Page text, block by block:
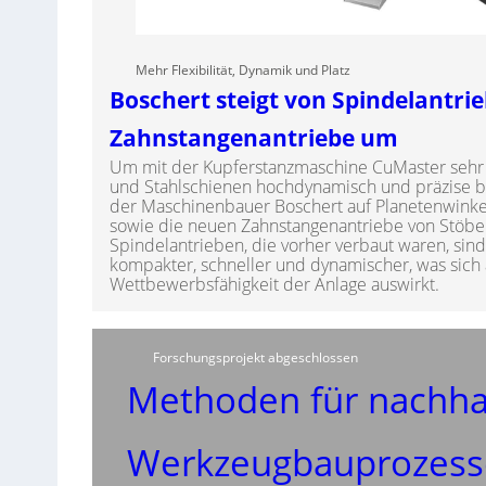
Mehr Flexibilität, Dynamik und Platz
Boschert steigt von
Zahnstangenantriebe um
Um mit der Kupferstanzmaschine CuMaster
und Stahlschienen hochdynamisch und präzise
der Maschinenbauer Boschert auf
sowie die neuen Zahnstangenantriebe von
Spindelantrieben, die vorher verbaut waren,
kompakter, schneller und dynamischer, was
Wettbewerbsfähigkeit der Anlage auswirkt.
Forschungsprojekt abgeschlossen
Methoden für